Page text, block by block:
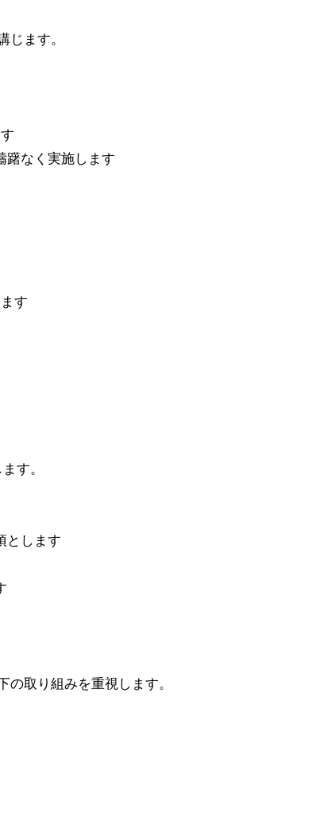
ます。
躇なく実施します
す
す。
とします
取り組みを重視します。